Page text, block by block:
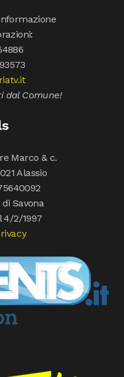
dal Comune!
Marco & c.
Alassio
Savona
4/2/1997